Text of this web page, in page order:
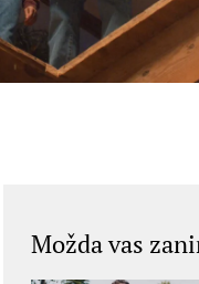
Možda vas